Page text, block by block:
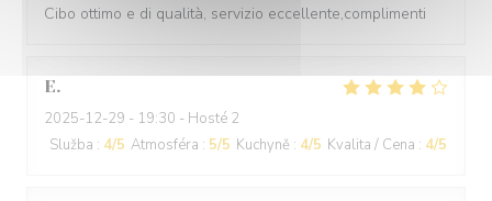
Cibo ottimo e di qualità, servizio eccellente,complimenti
E
2025-12-29 - 19:30 - Hosté 2
Služba : 4/5 Atmosféra : 5/5 Kuchyně : 4/5 Kvalita / Cena : 4/5